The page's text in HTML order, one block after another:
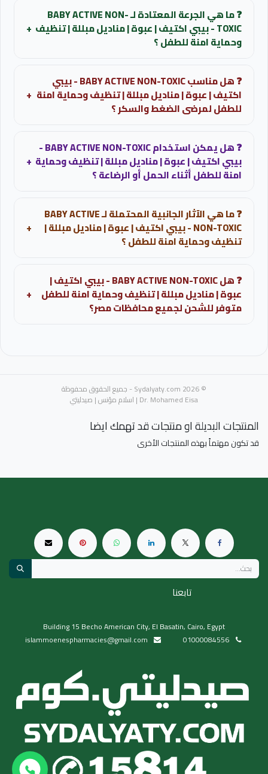
استفسر عن البدائل المتاحة
وامان. تنظيف اليدين والوجه والجسم للتخلص من الاوساخ
والملوثات اليومية.
❓ ما هي الجرعة المعتادة لـ BABY ACTIVE NON-
TOXIC - بيبي اكتيف | عبوة | مناديل مبللة | تنظيف
وحماية امنة للطفل ؟
+
الحساسة وازالة الشوائب لطيفا.
❓ هل مناسب BABY ACTIVE NON-TOXIC - بيبي
اكتيف | عبوة | مناديل مبللة | تنظيف وحماية امنة
للطفل لمرضى الضغط والسكر ؟
+
له اي تأثير على الضغط او السكر نهائيا.
❓ هل يمكن استخدام BABY ACTIVE NON-TOXIC -
بيبي اكتيف | عبوة | مناديل مبللة | تنظيف وحماية
امنة للطفل أثناء الحمل أو الرضاعة ؟
+
ومصنع من مواد خاملة وامنة تماما للام الحامل والمرضعة
وطفلها.
❓ ما هي الآثار الجانبية المحتملة لـ BABY ACTIVE
NON-TOXIC - بيبي اكتيف | عبوة | مناديل مبللة |
تنظيف وحماية امنة للطفل ؟
+
واليومي للمنتج على البشرة.
❓ هل BABY ACTIVE NON-TOXIC - بيبي اكتيف |
عبوة | مناديل مبللة | تنظيف وحماية امنة للطفل
متوفر للشحن لجميع محافظات مصر؟
+
مؤنس، مع إمكانية الاستفسار والتأكد من التوافر مباشرة عبر
© 2026 Sydalyaty.com - جميع الحقوق محفوظة
Dr. Mohamed Eisa | اسلام مؤنس | صيدليتي
المنتجات البديلة او منتجات قد تهمك ايضا
قد تكون مهتماً بهذه المنتجات الأخرى
تابعنا
Building 15 Becho American City, El Basatin, Cairo, Egypt
01000084556
islammoenespharmacies@gmail.com